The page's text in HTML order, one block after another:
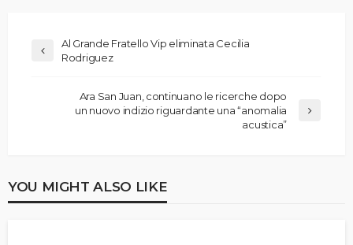
Al Grande Fratello Vip eliminata Cecilia
Rodriguez
Ara San Juan, continuano le ricerche dopo
un nuovo indizio riguardante una “anomalia
acustica”
YOU MIGHT ALSO LIKE